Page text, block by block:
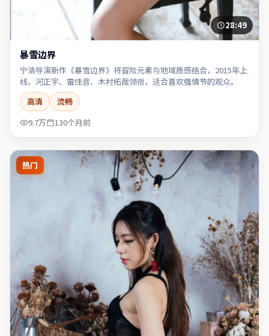
28:49
暴雪边界
宁浩导演新作《暴雪边界》将冒险元素与地域质感结合，2015年上
线，河正宇、雷佳音、木村拓哉领衔，适合喜欢强情节的观众。
高清
流畅
9.7万
130个月前
热门